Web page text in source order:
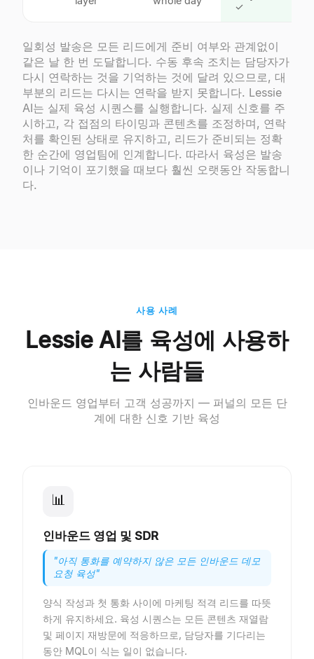
✓
일회성 발송은 모든 리드에게 준비 여부와 관계없이
같은 날 한 번 도달합니다. 수동 후속 조치는 담당자가
다시 연락하는 것을 기억하는 것에 달려 있으므로, 대
부분의 리드는 다시는 연락을 받지 못합니다. Lessie
AI는 실제 육성 시퀀스를 실행합니다. 실제 신호를 주
시하고, 각 접점의 타이밍과 콘텐츠를 조정하며, 연락
처를 확인된 상태로 유지하고, 리드가 준비되는 정확
한 순간에 영업팀에 인계합니다. 따라서 육성은 발송
이나 기억이 포기했을 때보다 훨씬 오랫동안 작동합니
다.
사용 사례
Lessie AI를 육성에 사용하
는 사람들
인바운드 영업부터 고객 성공까지 — 퍼널의 모든 단
계에 대한 신호 기반 육성
📊
인바운드 영업 및 SDR
"아직 통화를 예약하지 않은 모든 인바운드 데모
요청 육성"
양식 작성과 첫 통화 사이에 마케팅 적격 리드를 따뜻
하게 유지하세요. 육성 시퀀스는 모든 콘텐츠 재열람
및 페이지 재방문에 적응하므로, 담당자를 기다리는
동안 MQL이 식는 일이 없습니다.